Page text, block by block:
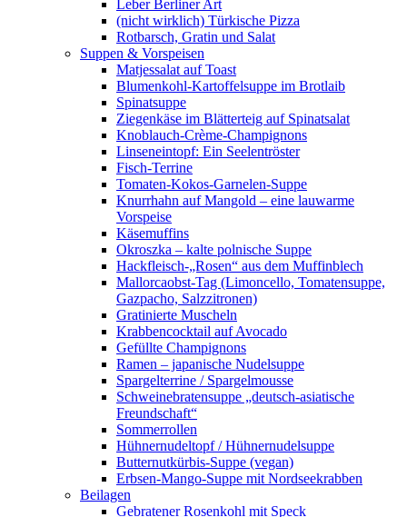
Leber Berliner Art
(nicht wirklich) Türkische Pizza
Rotbarsch, Gratin und Salat
Suppen & Vorspeisen
Matjessalat auf Toast
Blumenkohl-Kartoffelsuppe im Brotlaib
Spinatsuppe
Ziegenkäse im Blätterteig auf Spinatsalat
Knoblauch-Crème-Champignons
Linseneintopf: Ein Seelentröster
Fisch-Terrine
Tomaten-Kokos-Garnelen-Suppe
Knurrhahn auf Mangold – eine lauwarme
Vorspeise
Käsemuffins
Okroszka – kalte polnische Suppe
Hackfleisch-„Rosen“ aus dem Muffinblech
Mallorcaobst-Tag (Limoncello, Tomatensuppe,
Gazpacho, Salzzitronen)
Gratinierte Muscheln
Krabbencocktail auf Avocado
Gefüllte Champignons
Ramen – japanische Nudelsuppe
Spargelterrine / Spargelmousse
Schweinebratensuppe „deutsch-asiatische
Freundschaft“
Sommerrollen
Hühnernudeltopf / Hühnernudelsuppe
Butternutkürbis-Suppe (vegan)
Erbsen-Mango-Suppe mit Nordseekrabben
Beilagen
Gebratener Rosenkohl mit Speck